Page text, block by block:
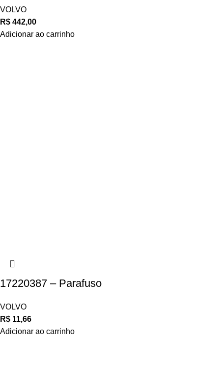
VOLVO
R$ 442,00
Adicionar ao carrinho
17220387 – Parafuso
VOLVO
R$ 11,66
Adicionar ao carrinho